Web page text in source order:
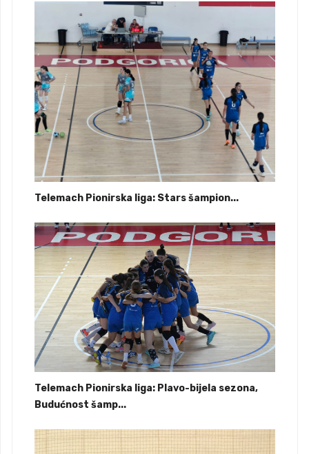
Telemach Pionirska liga: Stars šampion...
Telemach Pionirska liga: Plavo-bijela sezona,
Budućnost šamp...